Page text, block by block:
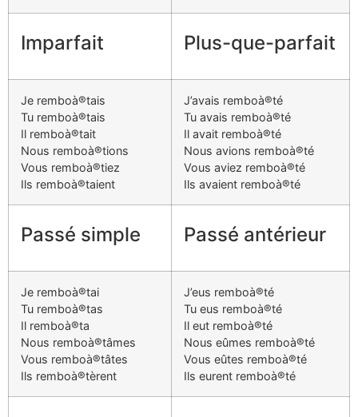
Imparfait Plus-que-parfait
Je remboà®tais
Tu remboà®tais
Il remboà®tait
Nous remboà®tions
Vous remboà®tiez
Ils remboà®taient
J’avais remboà®té
Tu avais remboà®té
Il avait remboà®té
Nous avions remboà®té
Vous aviez remboà®té
Ils avaient remboà®té
Passé simple Passé antérieur
Je remboà®tai
Tu remboà®tas
Il remboà®ta
Nous remboà®tâmes
Vous remboà®tâtes
Ils remboà®tèrent
J’eus remboà®té
Tu eus remboà®té
Il eut remboà®té
Nous eûmes remboà®té
Vous eûtes remboà®té
Ils eurent remboà®té